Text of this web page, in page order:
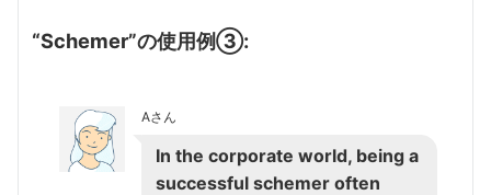
“Schemer”の使用例③:
Aさん
In the corporate world, being a
successful schemer often